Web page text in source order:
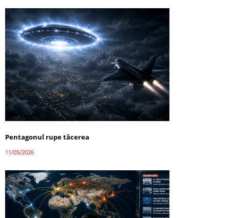
Pentagonul rupe tăcerea
11/05/2026